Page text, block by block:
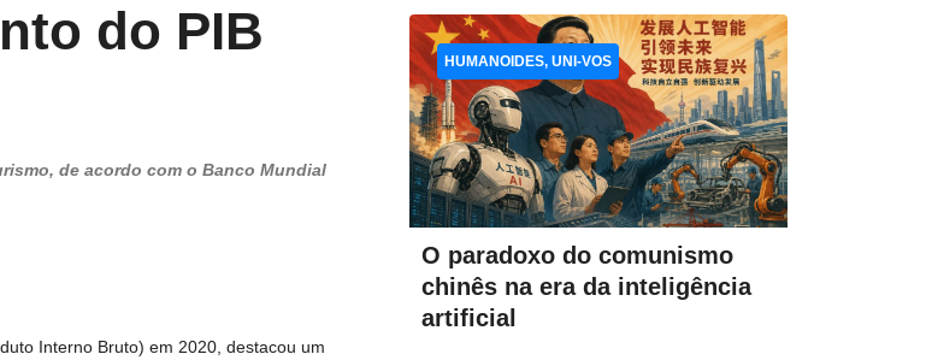
do PIB
de acordo com o Banco Mundial
Interno Bruto) em 2020, destacou um
O paradoxo do comunismo
chinês na era da inteligência
artificial
HUMANOIDES, UNI-VOS